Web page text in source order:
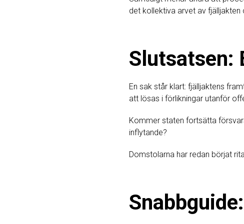
det kollektiva arvet av
Slutsatsen:
En sak står klart: fjälljaktens
att lösas i förlikningar utanför
Kommer staten fortsätta
inflytande?
Domstolarna har redan börjat